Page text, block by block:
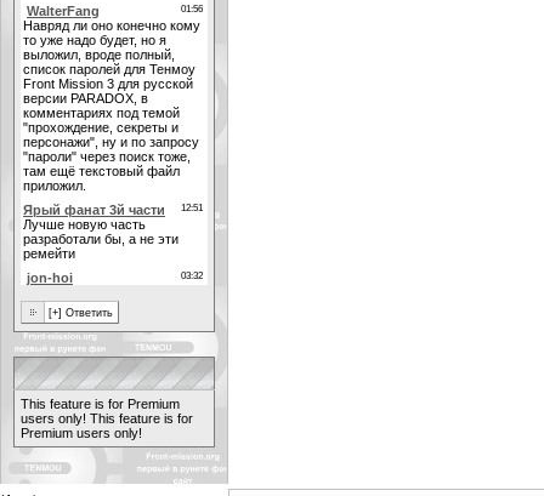
This feature is for Premium
users only! This feature is for
Premium users only!